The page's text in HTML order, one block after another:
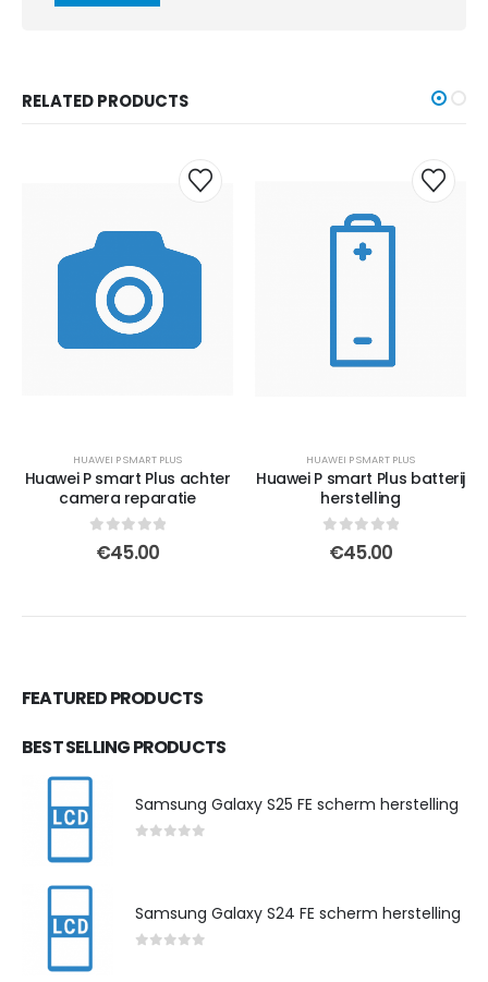
RELATED PRODUCTS
HUAWEI P SMART PLUS
Huawei P smart Plus achter
camera reparatie
out of 5
€45.00
HUAWEI P SMART PLUS
Huawei P smart Plus batterij
herstelling
out of 5
€45.00
FEATURED PRODUCTS
BEST SELLING PRODUCTS
Samsung Galaxy S25 FE scherm herstelling
Samsung Galaxy S24 FE scherm herstelling